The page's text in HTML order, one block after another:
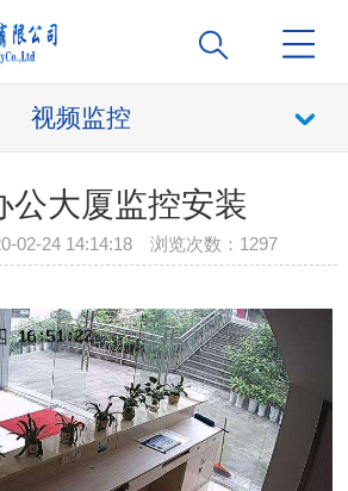
视频监控
公大厦监控安装
02-24 14:14:18 浏览次数： 1297